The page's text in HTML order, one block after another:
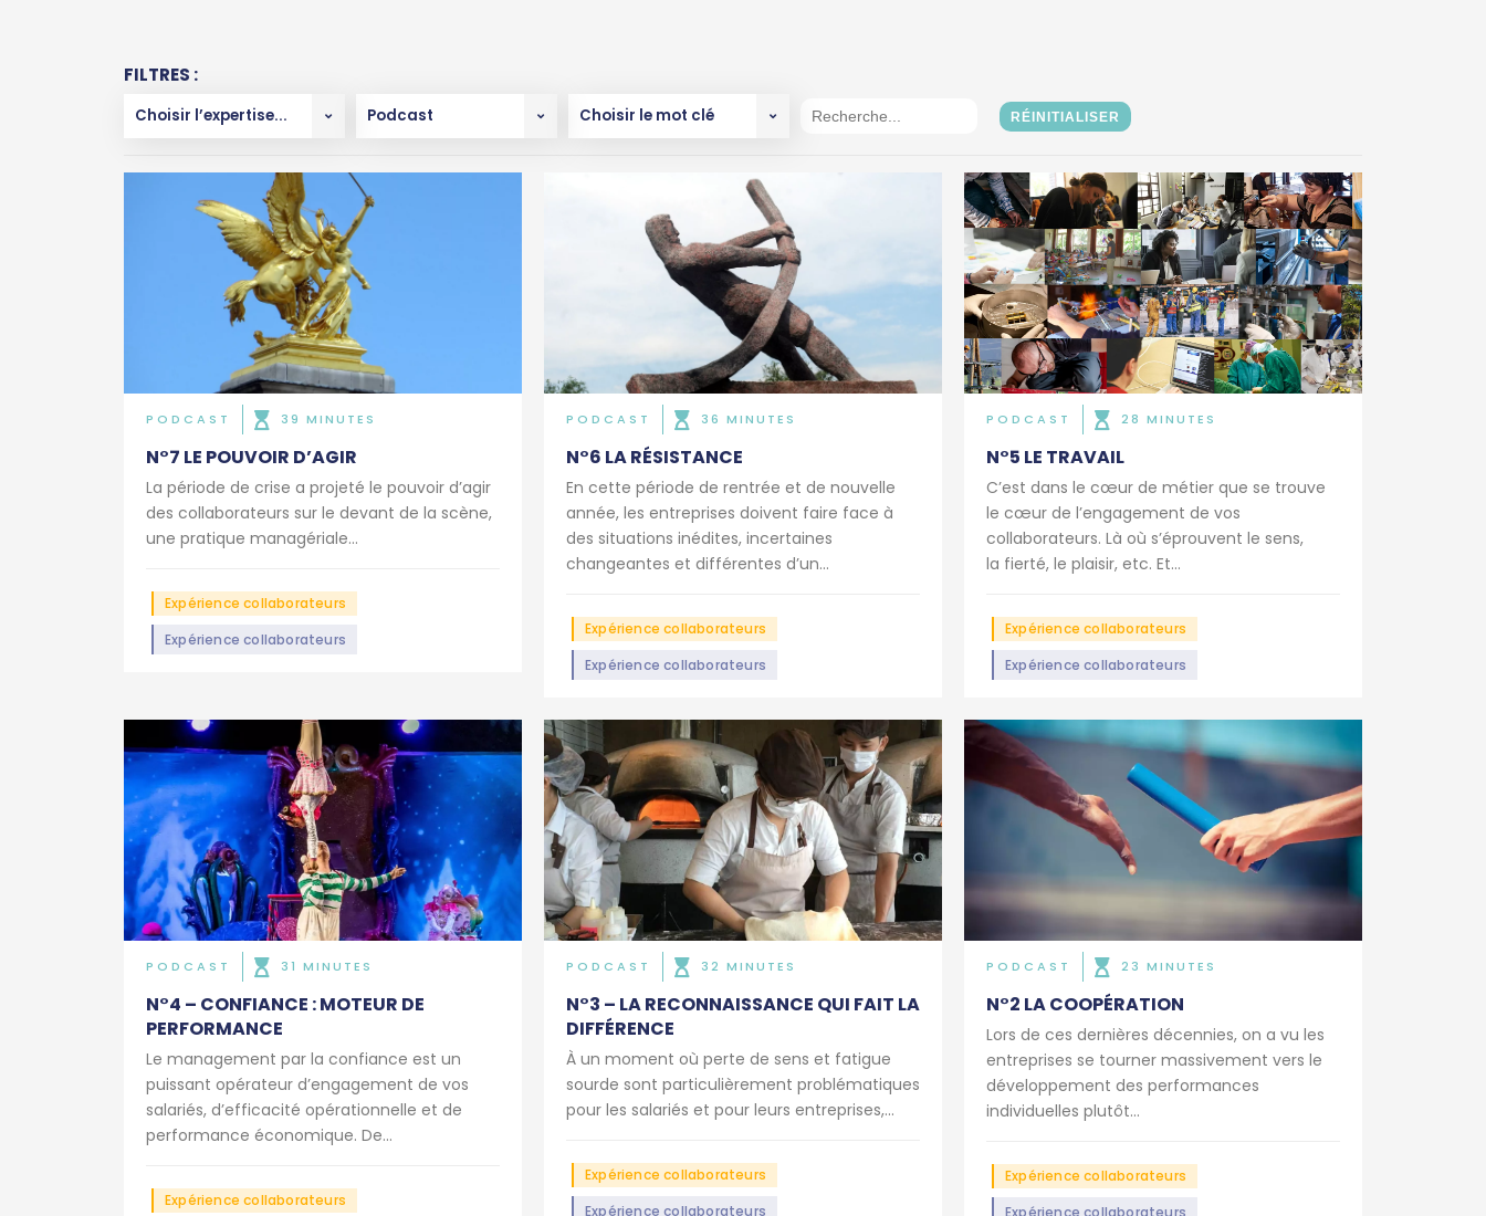
FILTRES :
RÉINITIALISER
PODCAST 39 MINUTES
N°7 LE POUVOIR D’AGIR
La période de crise a projeté le pouvoir d’agir
des collaborateurs sur le devant de la scène,
une pratique managériale...
Expérience collaborateurs
Expérience collaborateurs
PODCAST 36 MINUTES
N°6 LA RÉSISTANCE
En cette période de rentrée et de nouvelle
année, les entreprises doivent faire face à
des situations inédites, incertaines
changeantes et différentes d’un...
Expérience collaborateurs
Expérience collaborateurs
PODCAST 28 MINUTES
N°5 LE TRAVAIL
C’est dans le cœur de métier que se trouve
le cœur de l’engagement de vos
collaborateurs. Là où s’éprouvent le sens,
la fierté, le plaisir, etc. Et...
Expérience collaborateurs
Expérience collaborateurs
PODCAST 31 MINUTES
N°4 – CONFIANCE : MOTEUR DE
PERFORMANCE
Le management par la confiance est un
puissant opérateur d’engagement de vos
salariés, d’efficacité opérationnelle et de
performance économique. De...
Expérience collaborateurs
PODCAST 32 MINUTES
N°3 – LA RECONNAISSANCE QUI FAIT LA
DIFFÉRENCE
À un moment où perte de sens et fatigue
sourde sont particulièrement problématiques
pour les salariés et pour leurs entreprises,...
Expérience collaborateurs
Expérience collaborateurs
PODCAST 23 MINUTES
N°2 LA COOPÉRATION
Lors de ces dernières décennies, on a vu les
entreprises se tourner massivement vers le
développement des performances
individuelles plutôt...
Expérience collaborateurs
Expérience collaborateurs